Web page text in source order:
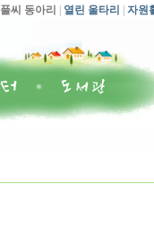
풀씨 동아리 열린 울타리 자원